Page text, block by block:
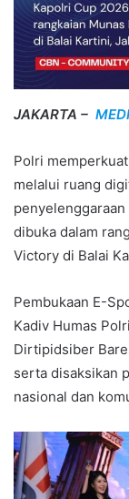
JAKARTA –
Polri
melalui ruang
dibuka dalam
Victory di Balai
Pembukaan E-
Kadiv Humas
Dirtipidsiber
serta disaksikan
nasional dan